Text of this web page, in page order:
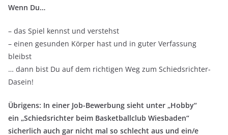
Wenn Du…
– das Spiel kennst und verstehst
– einen gesunden Körper hast und in guter Verfassung
bleibst
… dann bist Du auf dem richtigen Weg zum Schiedsrichter-
Dasein!
Übrigens: In einer Job-Bewerbung sieht unter „Hobby“
ein „Schiedsrichter beim Basketballclub Wiesbaden“
sicherlich auch gar nicht mal so schlecht aus und ein/e